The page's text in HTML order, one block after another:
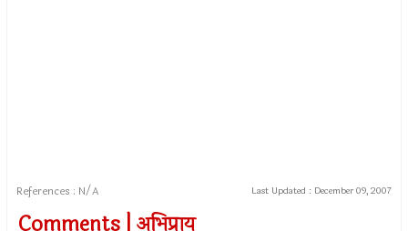
References : N/A Last Updated : December 09, 2007